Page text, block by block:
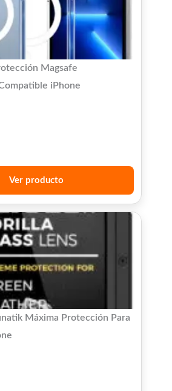
Magsafe
iPhone
Ver producto
Máxima Protección Para